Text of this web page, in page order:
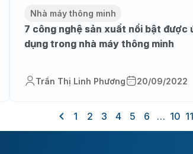
Nhà máy thông minh
7 công nghệ sản xuất nổi bật được
dụng trong nhà máy thông minh
Trần Thị Linh Phương 20/09/2022
1 2 3 4 5 6 … 10 11